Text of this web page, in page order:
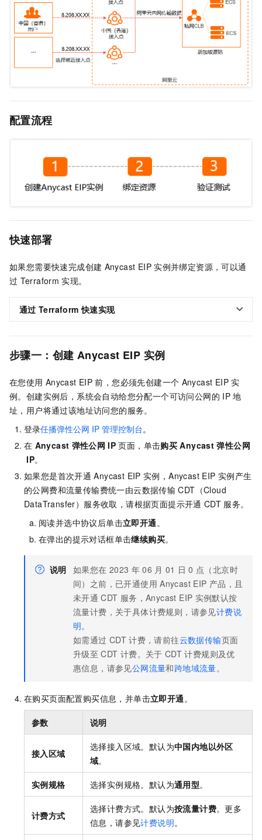
配置流程
快速部署
如果您需要快速完成创建 Anycast EIP 实例并绑定资源，可以通
过 Terraform 实现。
通过 Terraform 快速实现
步骤一：创建 Anycast EIP 实例
在您使用 Anycast EIP 前，您必须先创建一个 Anycast EIP 实
例。创建实例后，系统会自动给您分配一个可访问公网的 IP 地
址，用户将通过该地址访问您的服务。
登录任播弹性公网 IP 管理控制台。
在 Anycast 弹性公网 IP 页面，单击购买 Anycast 弹性公网
IP。
如果您是首次开通 Anycast EIP 实例，Anycast EIP 实例产生
的公网费和流量传输费统一由云数据传输 CDT（Cloud
DataTransfer）服务收取，请根据页面提示开通 CDT 服务。
阅读并选中协议后单击立即开通。
在弹出的提示对话框单击继续购买。
说明 如果您在 2023 年 06 月 01 日 0 点（北京时
间）之前，已开通使用 Anycast EIP 产品，且
未开通 CDT 服务，Anycast EIP 实例默认按
流量计费，关于具体计费规则，请参见计费说
明。
如需通过 CDT 计费，请前往云数据传输页面
升级至 CDT 计费。关于 CDT 计费规则及优
惠信息，请参见公网流量和跨地域流量。
在购买页面配置购买信息，并单击立即开通。
参数 说明
接入区域
选择接入区域。默认为中国内地以外区
域。
实例规格 选择实例规格。默认为通用型。
计费方式
选择计费方式。默认为按流量计费。更多
信息，请参见计费说明。